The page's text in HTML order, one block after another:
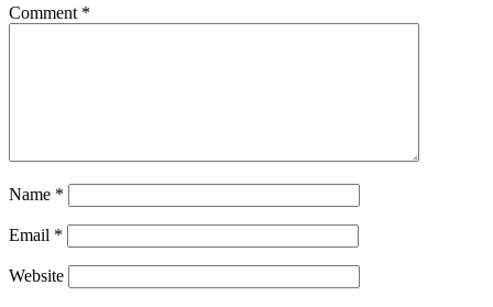
Comment *
Name *
Email *
Website